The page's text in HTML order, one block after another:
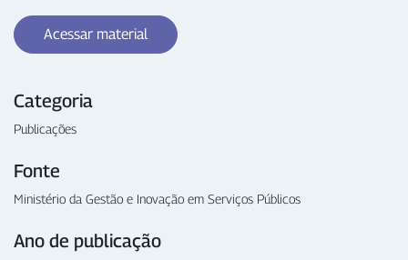
Categoria
Publicações
Fonte
Ministério da Gestão e Inovação em Serviços Públicos
Ano de publicação
Acessar material